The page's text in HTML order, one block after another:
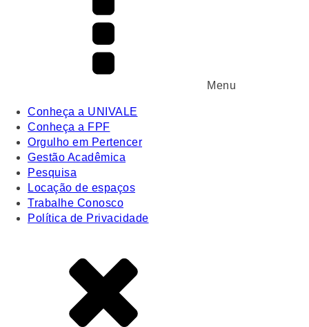
Menu
Conheça a UNIVALE
Conheça a FPF
Orgulho em Pertencer
Gestão Acadêmica
Pesquisa
Locação de espaços
Trabalhe Conosco
Política de Privacidade